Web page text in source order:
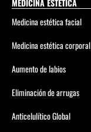
MEDICINA ESTÉTICA
Medicina estética facial
Medicina estética corporal
Aumento de labios
Eliminación de arrugas
Anticelulítico Global